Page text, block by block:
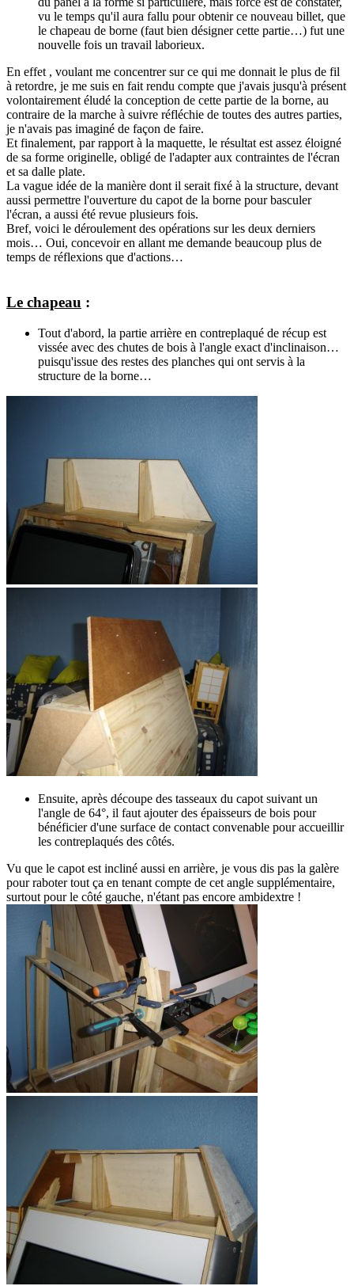
vu le temps qu'il aura fallu pour obtenir ce nouveau billet, que
le chapeau de borne (faut bien désigner cette partie…) fut une
nouvelle fois un travail laborieux.
En effet , voulant me concentrer sur ce qui me donnait le plus de fil
à retordre, je me suis en fait rendu compte que j'avais jusqu'à présent
volontairement éludé la conception de cette partie de la borne, au
contraire de la marche à suivre réfléchie de toutes des autres parties,
je n'avais pas imaginé de façon de faire.
Et finalement, par rapport à la maquette, le résultat est assez éloigné
de sa forme originelle, obligé de l'adapter aux contraintes de l'écran
et sa dalle plate.
La vague idée de la manière dont il serait fixé à la structure, devant
aussi permettre l'ouverture du capot de la borne pour basculer
l'écran, a aussi été revue plusieurs fois.
Bref, voici le déroulement des opérations sur les deux derniers
mois… Oui, concevoir en allant me demande beaucoup plus de
temps de réflexions que d'actions…
Le chapeau :
Tout d'abord, la partie arrière en contreplaqué de récup est
vissée avec des chutes de bois à l'angle exact d'inclinaison…
puisqu'issue des restes des planches qui ont servis à la
structure de la borne…
Ensuite, après découpe des tasseaux du capot suivant un
l'angle de 64°, il faut ajouter des épaisseurs de bois pour
bénéficier d'une surface de contact convenable pour accueillir
les contreplaqués des côtés.
Vu que le capot est incliné aussi en arrière, je vous dis pas la galère
pour raboter tout ça en tenant compte de cet angle supplémentaire,
surtout pour le côté gauche, n'étant pas encore ambidextre !